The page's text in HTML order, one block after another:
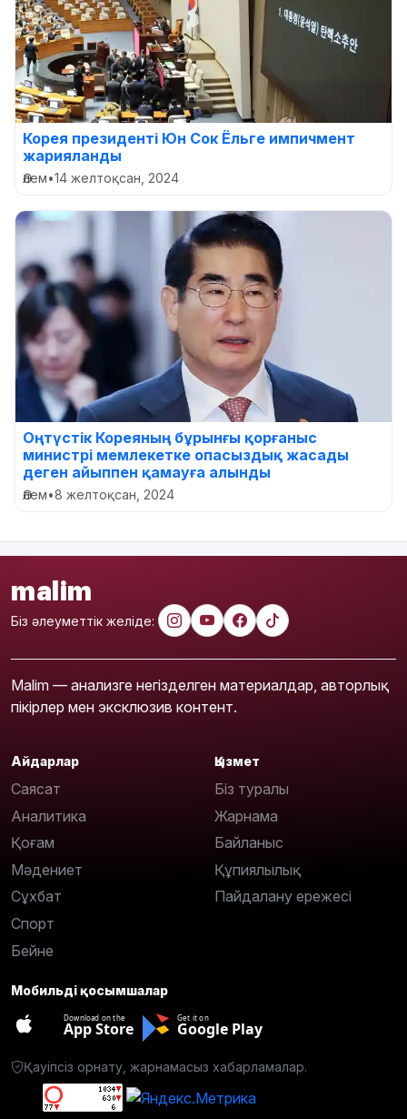
Корея президенті Юн Сок Ёльге импичмент
жарияланды
Әлем•14 желтоқсан, 2024
Оңтүстік Кореяның бұрынғы қорғаныс
министрі мемлекетке опасыздық жасады
деген айыппен қамауға алынды
Әлем•8 желтоқсан, 2024
malim
Біз әлеуметтік желіде:
Malim — анализге негізделген материалдар, авторлық
пікірлер мен эксклюзив контент.
Айдарлар
Саясат
Аналитика
Қоғам
Мәдениет
Сұхбат
Спорт
Бейне
Қызмет
Біз туралы
Жарнама
Байланыс
Құпиялылық
Пайдалану ережесі
Мобильді қосымшалар
Download on the
App Store
Get it on
Google Play
Қауіпсіз орнату, жарнамасыз хабарламалар.